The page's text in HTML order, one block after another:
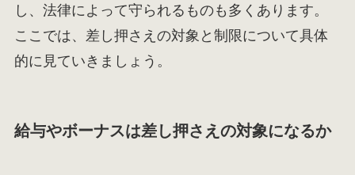
し、法律によって守られるものも多くあります。
ここでは、差し押さえの対象と制限について具体
的に見ていきましょう。
給与やボーナスは差し押さえの対象になるか